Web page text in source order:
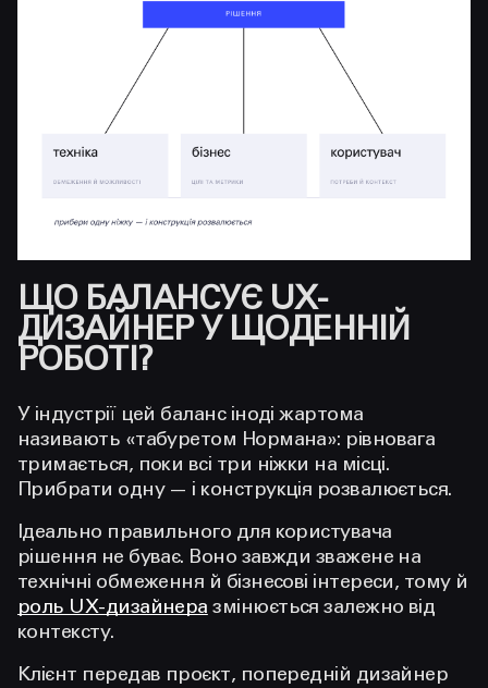
ЩО БАЛАНСУЄ UX-
ДИЗАЙНЕР У ЩОДЕННІЙ
РОБОТІ?
У індустрії цей баланс іноді жартома
називають «табуретом Нормана»: рівновага
тримається, поки всі три ніжки на місці.
Прибрати одну — і конструкція розвалюється.
Ідеально правильного для користувача
рішення не буває. Воно завжди зважене на
технічні обмеження й бізнесові інтереси, тому й
роль UX-дизайнера змінюється залежно від
контексту.
Клієнт передав проєкт, попередній дизайнер